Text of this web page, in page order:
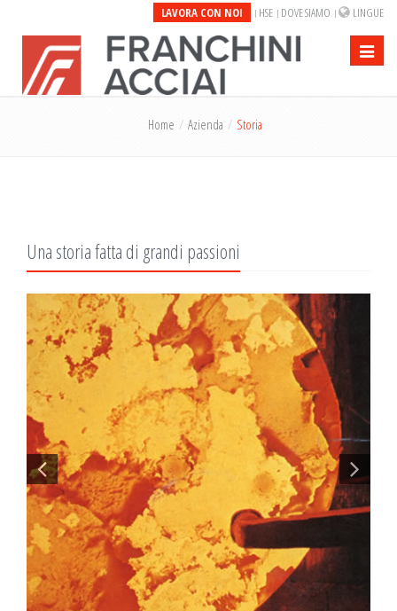
LAVORA CON NOI HSE DOVE SIAMO LINGUE
Toggle
Home Azienda Storia
Una storia fatta di grandi passioni